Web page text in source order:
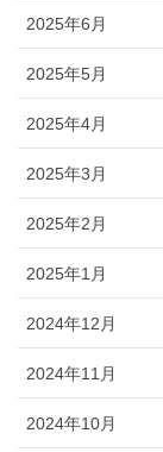
2025年6月
2025年5月
2025年4月
2025年3月
2025年2月
2025年1月
2024年12月
2024年11月
2024年10月